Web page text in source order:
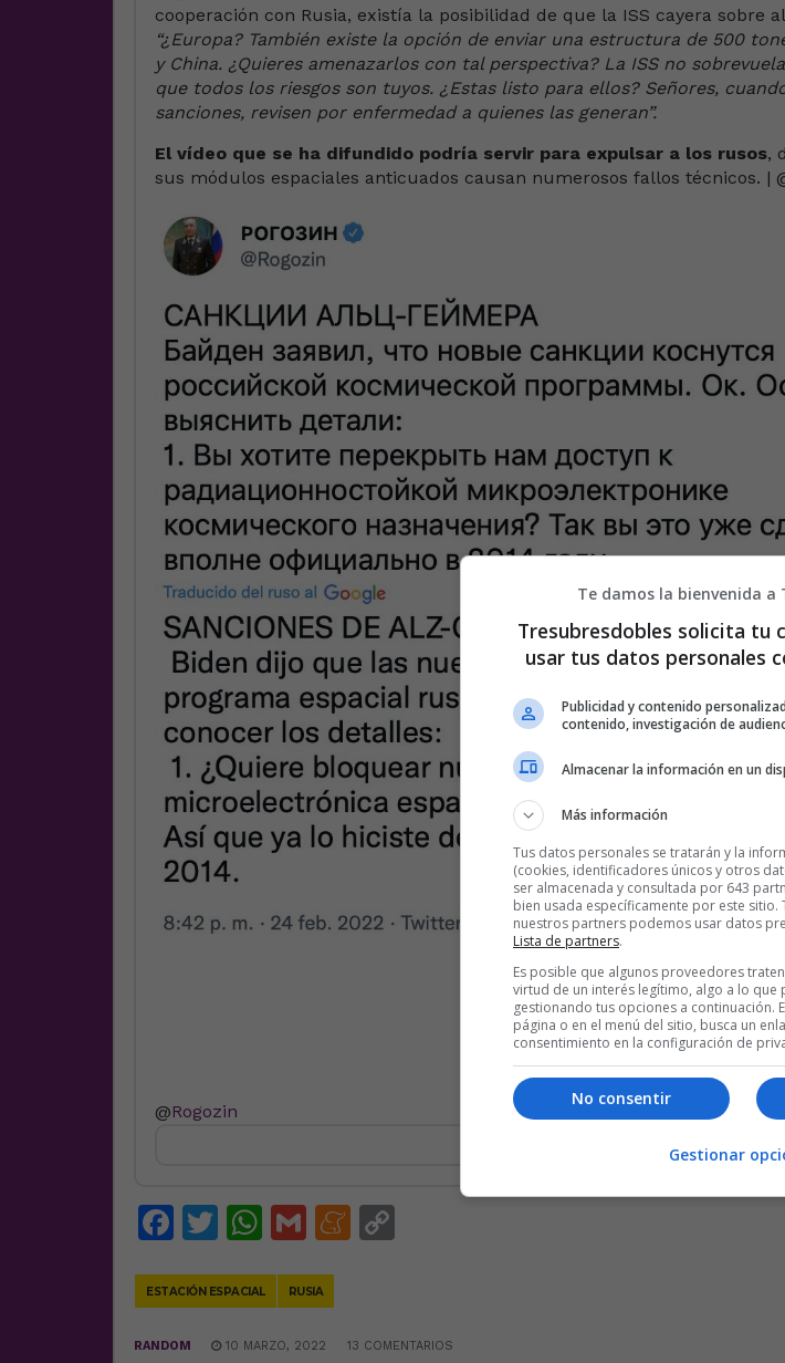
cooperación con Rusia, existía la posibilidad de que la ISS cayera sobre
“¿Europa? También existe la opción de enviar una estructura de 500
y China. ¿Quieres amenazarlos con tal perspectiva? La ISS no
que todos los riesgos son tuyos. ¿Estas listo para ellos? Señores,
sanciones, revisen por enfermedad a quienes las generan”.
El vídeo que se ha difundido podría servir para expulsar a los rusos,
sus módulos espaciales anticuados causan numerosos fallos técnicos. |
@Rogozin
Facebook
Twitter
WhatsApp
GmailMeneame
ESTACIÓN ESPACIAL RUSIA
RANDOM 10 MARZO, 2022 13 COMENTARIOS
Te damos la bienvenida a
Tresubresdobles solicita tu
usar tus datos personales
Publicidad y contenido
contenido, investigación de
Almacenar la información en un
Más información
Tus datos personales se tratarán y la
(cookies, identificadores únicos y otros
ser almacenada y consultada por 643
bien usada específicamente por este
nuestros partners podemos usar datos
Lista de partners.
Es posible que algunos proveedores
virtud de un interés legítimo, algo a lo que
gestionando tus opciones a continuación.
página o en el menú del sitio, busca un
consentimiento en la configuración de
No consentir
Gestionar